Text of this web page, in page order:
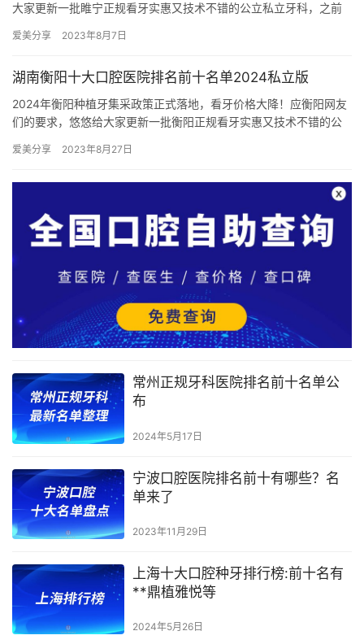
大家更新一批睢宁正规看牙实惠又技术不错的公立私立牙科，之前
先…
爱美分享 2023年8月7日
湖南衡阳十大口腔医院排名前十名单2024私立版
2024年衡阳种植牙集采政策正式落地，看牙价格大降！应衡阳网友
们的要求，悠悠给大家更新一批衡阳正规看牙实惠又技术不错的公
为…
爱美分享 2023年8月27日
常州正规牙科医院排名前十名单公
布
2024年5月17日
宁波口腔医院排名前十有哪些？名
单来了
2023年11月29日
上海十大口腔种牙排行榜:前十名有
**鼎植雅悦等
2024年5月26日